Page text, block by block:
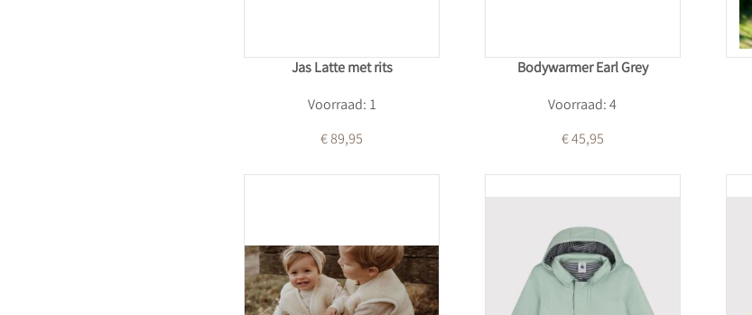
Jas Latte met rits
Voorraad: 1
€ 89,95
Bodywarmer Earl Grey
Voorraad: 4
€ 45,95